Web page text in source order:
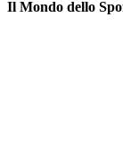
Il Mondo dello